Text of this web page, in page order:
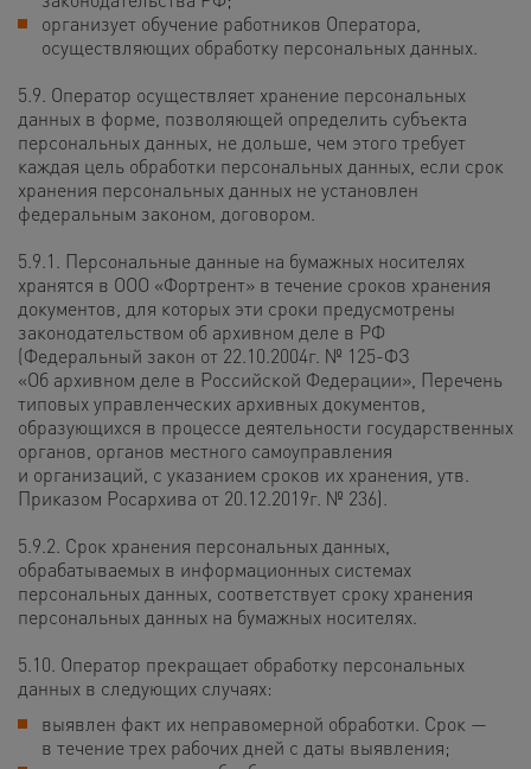
организует обучение работников Оператора,
осуществляющих обработку персональных данных.
5.9. Оператор осуществляет хранение персональных
данных в форме, позволяющей определить субъекта
персональных данных, не дольше, чем этого требует
каждая цель обработки персональных данных, если срок
хранения персональных данных не установлен
федеральным законом, договором.
5.9.1. Персональные данные на бумажных носителях
хранятся в ООО «Фортрент» в течение сроков хранения
документов, для которых эти сроки предусмотрены
законодательством об архивном деле в РФ
(Федеральный закон от 22.10.2004г. № 125-ФЗ
«Об архивном деле в Российской Федерации», Перечень
типовых управленческих архивных документов,
образующихся в процессе деятельности государственных
органов, органов местного самоуправления
и организаций, с указанием сроков их хранения, утв.
Приказом Росархива от 20.12.2019г. № 236).
5.9.2. Срок хранения персональных данных,
обрабатываемых в информационных системах
персональных данных, соответствует сроку хранения
персональных данных на бумажных носителях.
5.10. Оператор прекращает обработку персональных
данных в следующих случаях:
выявлен факт их неправомерной обработки. Срок —
в течение трех рабочих дней с даты выявления;